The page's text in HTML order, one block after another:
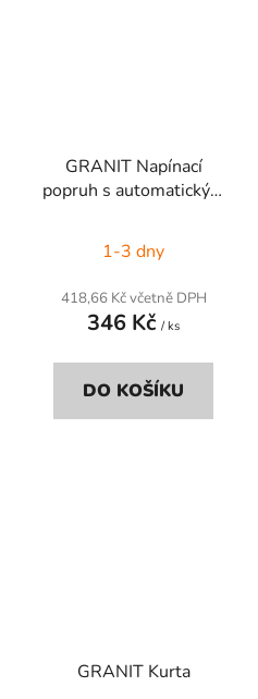
GRANIT Napínací
popruh s automatickým
1-3 dny
418,66 Kč včetně DPH
346 Kč / ks
DO KOŠÍKU
GRANIT Kurta